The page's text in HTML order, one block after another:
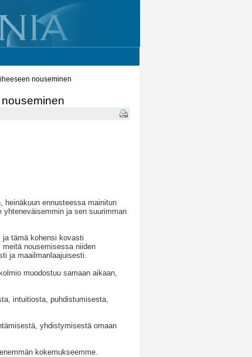
nouseminen
ennusteessa mainitun
ja sen suurimman
ja tämä kohensi kovasti
nousemisessa niiden
ja maailmanlaajuisesti.
muodostuu samaan aikaan,
intuitiosta, puhdistumisesta,
yhdistymisestä omaan
kokemukseemme.